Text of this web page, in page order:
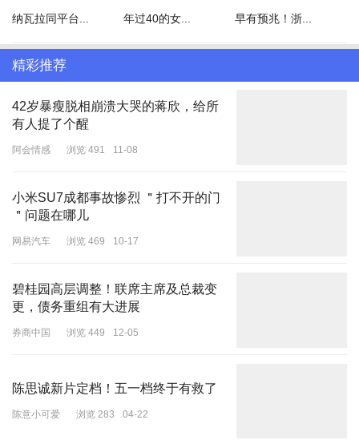
7月8日晚，读特新闻记者前往京东平台进行检索，
随后，记者就此致电京东客服进行咨询，一工作人员回应称，“该自
营旗舰店上架产品为京东超市产品，可以通过其他渠道发起客服沟
通。”对于，记者问及“为何没有直接提供客服渠道”的问题，其回
同期另一家涉事的汇福粮油，多个产品也仍在多个电商平台正常销
纳瓦拉同平台... 年过40的女... 早有预兆！浙...
精彩推荐
42岁暴瘦脱相崩溃大哭的蒋欣，给所
有人提了个醒
阿会情感 浏览 491 11-08
小米SU7成都事故惨烈 ＂打不开的门
＂问题在哪儿
网易汽车 浏览 469 10-17
碧桂园高层调整！联席主席及总裁变
更，债务重组有大进展
券商中国 浏览 449 12-05
陈思诚新片定档！五一档终于有救了
陈意小可爱 浏览 283 04-22